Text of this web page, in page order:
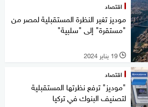
اقتصاد
موديز تغير النظرة المستقبلية لمصر من
"مستقرة" إلى "سلبية"
l 19 يناير 2024
اقتصاد
"موديز" ترفع نظرتها المستقبلية
لتصنيف البنوك في تركيا